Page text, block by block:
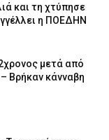
και τη χτύπησε
η ΠΟΕΔΗΝ
μετά από
Βρήκαν κάνναβη